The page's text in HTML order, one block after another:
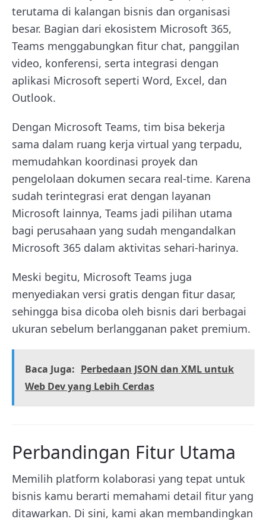
terutama di kalangan bisnis dan organisasi
besar. Bagian dari ekosistem Microsoft 365,
Teams menggabungkan fitur chat, panggilan
video, konferensi, serta integrasi dengan
aplikasi Microsoft seperti Word, Excel, dan
Outlook.
Dengan Microsoft Teams, tim bisa bekerja
sama dalam ruang kerja virtual yang terpadu,
memudahkan koordinasi proyek dan
pengelolaan dokumen secara real-time. Karena
sudah terintegrasi erat dengan layanan
Microsoft lainnya, Teams jadi pilihan utama
bagi perusahaan yang sudah mengandalkan
Microsoft 365 dalam aktivitas sehari-harinya.
Meski begitu, Microsoft Teams juga
menyediakan versi gratis dengan fitur dasar,
sehingga bisa dicoba oleh bisnis dari berbagai
ukuran sebelum berlangganan paket premium.
Baca Juga: Perbedaan JSON dan XML untuk
Web Dev yang Lebih Cerdas
Perbandingan Fitur Utama
Memilih platform kolaborasi yang tepat untuk
bisnis kamu berarti memahami detail fitur yang
ditawarkan. Di sini, kami akan membandingkan